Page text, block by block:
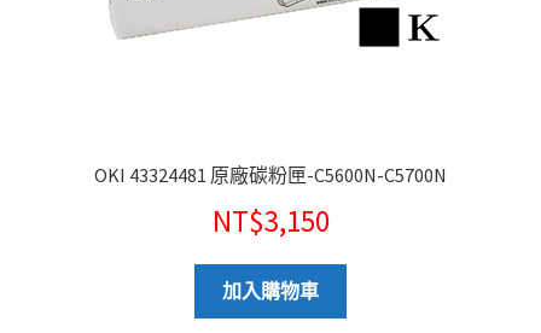
OKI 43324481 原廠碳粉匣-C5600N-C5700N
NT$3,150
加入購物車